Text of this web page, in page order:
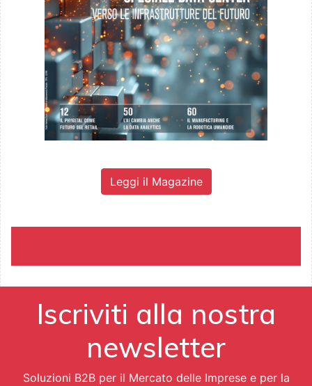
Leggi il Magazine
Iscriviti alla nostra
newsletter
Soluzioni B2B per il Mercato delle Imprese e per la